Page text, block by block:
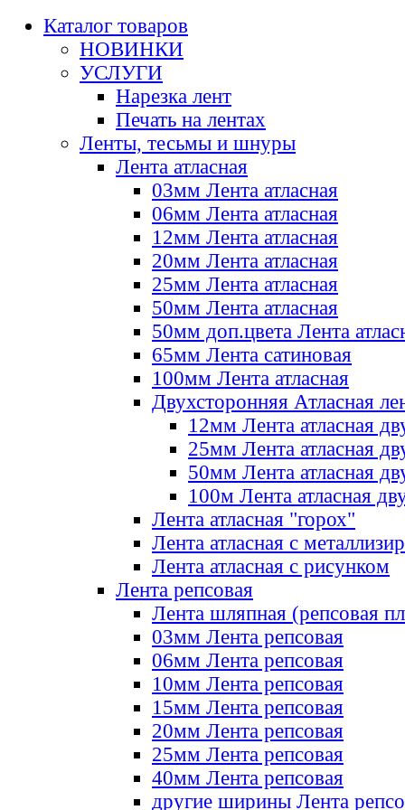
Каталог товаров
НОВИНКИ
УСЛУГИ
Нарезка лент
Печать на лентах
Ленты, тесьмы и шнуры
Лента атласная
03мм Лента атласная
06мм Лента атласная
12мм Лента атласная
20мм Лента атласная
25мм Лента атласная
50мм Лента атласная
50мм доп.цвета Лента
65мм Лента сатиновая
100мм Лента атласная
Двухсторонняя Атласная
12мм Лента атласная
25мм Лента атласная
50мм Лента атласная
100м Лента атласная
Лента атласная "горох"
Лента атласная с
Лента атласная с рисунком
Лента репсовая
Лента шляпная (репсовая
03мм Лента репсовая
06мм Лента репсовая
10мм Лента репсовая
15мм Лента репсовая
20мм Лента репсовая
25мм Лента репсовая
40мм Лента репсовая
другие ширины Лента